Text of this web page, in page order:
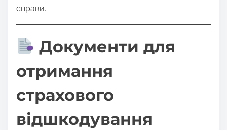
справи.
Документи для
отримання
страхового
відшкодування